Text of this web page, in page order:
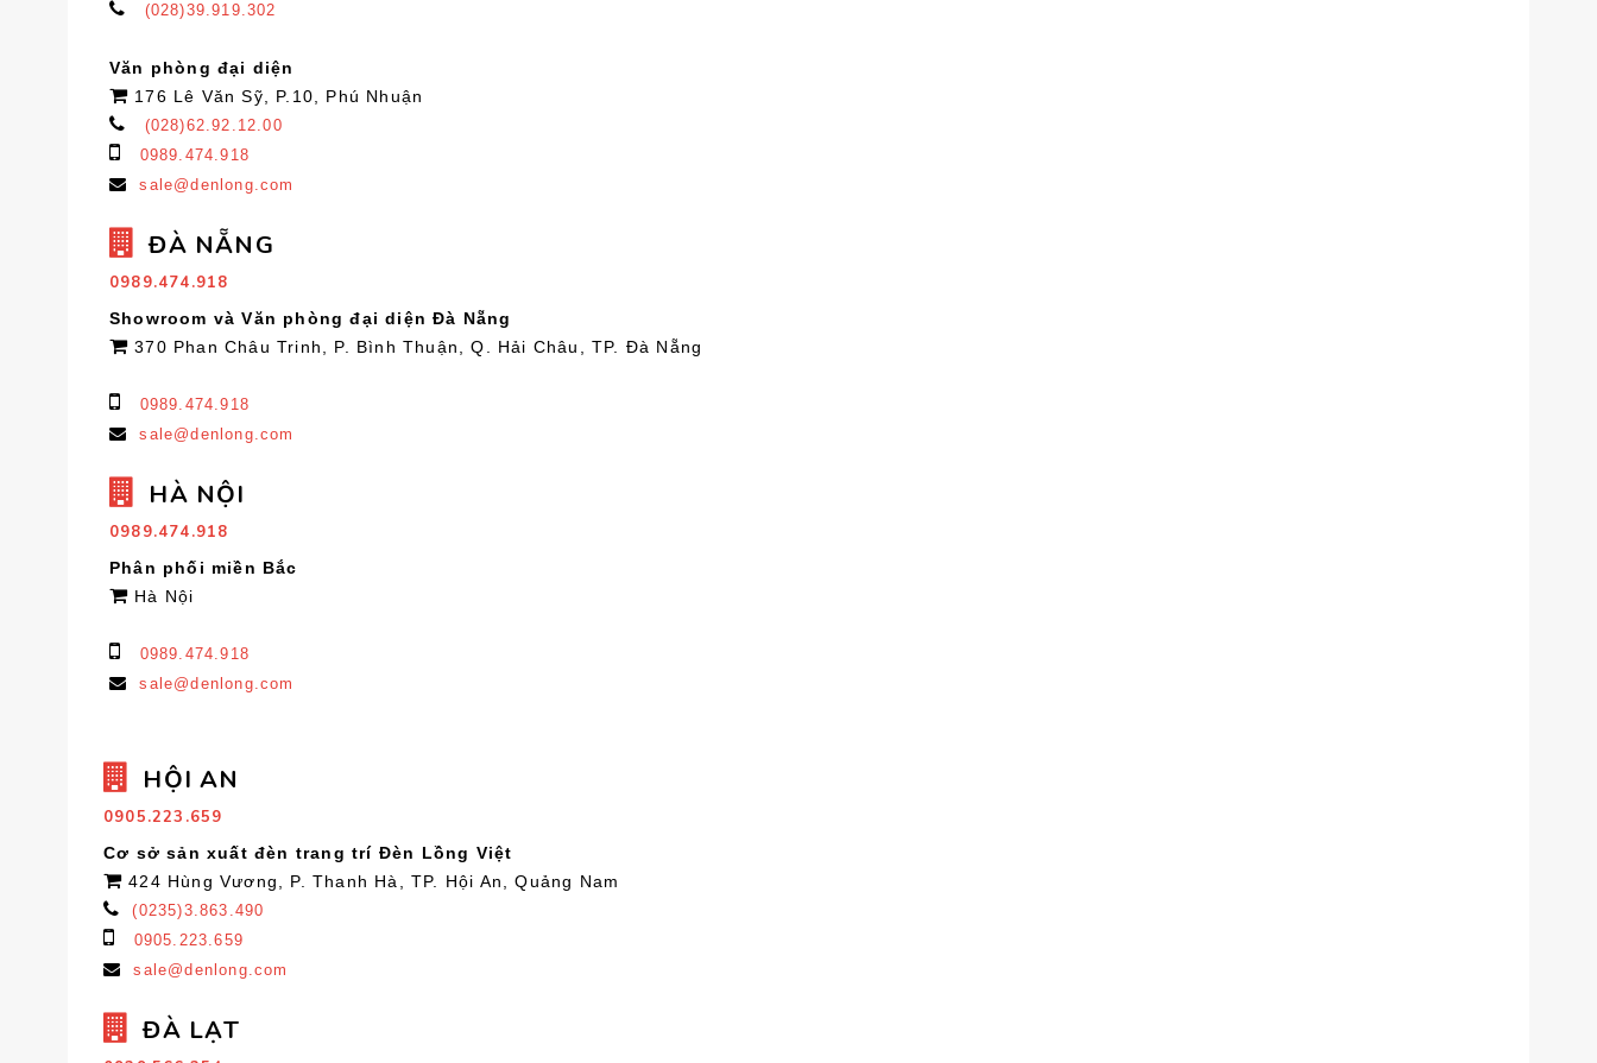
(028)39.919.302
Văn phòng đại diện
176 Lê Văn Sỹ, P.10, Phú Nhuận
(028)62.92.12.00
0989.474.918
sale@denlong.com
ĐÀ NẴNG
0989.474.918
Showroom và Văn phòng đại diện Đà Nẵng
370 Phan Châu Trinh, P. Bình Thuận, Q. Hải Châu, TP. Đà Nẵng
0989.474.918
sale@denlong.com
HÀ NỘI
0989.474.918
Phân phối miền Bắc
Hà Nội
0989.474.918
sale@denlong.com
HỘI AN
0905.223.659
Cơ sở sản xuất đèn trang trí Đèn Lồng Việt
424 Hùng Vương, P. Thanh Hà, TP. Hội An, Quảng Nam
(0235)3.863.490
0905.223.659
sale@denlong.com
ĐÀ LẠT